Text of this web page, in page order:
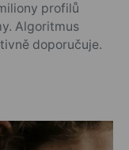
profilů
Algoritmus
doporučuje.